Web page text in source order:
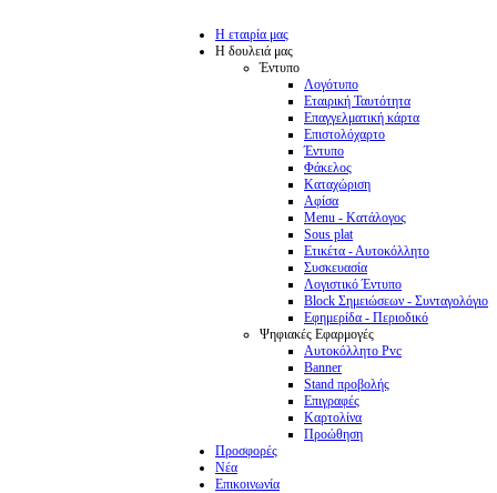
Η εταιρία μας
Η δουλειά μας
Έντυπο
Λογότυπο
Εταιρική Ταυτότητα
Επαγγελματική κάρτα
Επιστολόχαρτο
Έντυπο
Φάκελος
Καταχώριση
Αφίσα
Menu - Κατάλογος
Sous plat
Ετικέτα - Αυτοκόλλητο
Συσκευασία
Λογιστικό Έντυπο
Block Σημειώσεων - Συνταγολόγιο
Εφημερίδα - Περιοδικό
Ψηφιακές Εφαρμογές
Αυτοκόλλητο Pvc
Banner
Stand προβολής
Επιγραφές
Καρτολίνα
Προώθηση
Προσφορές
Νέα
Επικοινωνία